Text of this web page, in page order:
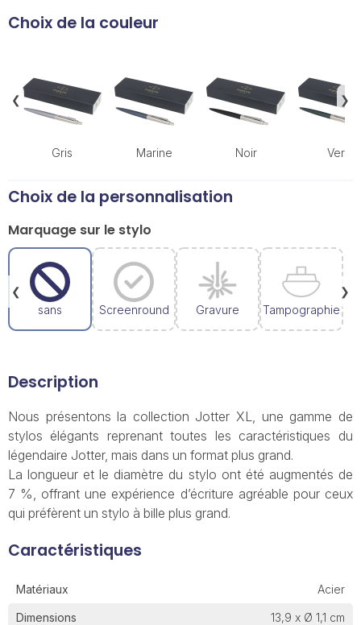
Choix de la couleur
Gris Marine Noir Vert
❯
❮
Choix de la personnalisation
Marquage sur le stylo
sans Screenround Gravure Tampographie
❯
❮
Description
Nous présentons la collection Jotter XL, une gamme de
stylos élégants reprenant toutes les caractéristiques du
légendaire Jotter, mais dans un format plus grand.
La longueur et le diamètre du stylo ont été augmentés de
7 %, offrant une expérience d’écriture agréable pour ceux
qui préfèrent un stylo à bille plus grand.
Caractéristiques
Matériaux Acier
Dimensions 13,9 x Ø 1,1 cm